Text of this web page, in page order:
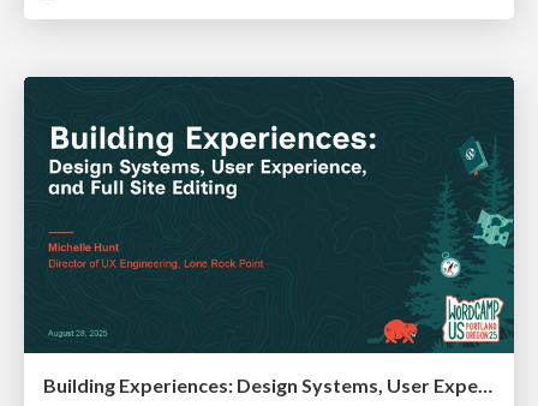
Building Experiences: Design Systems, User Experience, and Full Site Editing